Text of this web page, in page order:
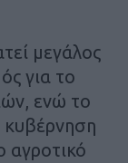
μεγάλος
για το
ενώ το
αγροτικό